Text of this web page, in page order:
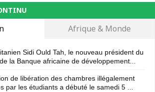
Afrique & Monde
Sidi Ould Tah, le nouveau président du
la Banque africaine de développement...
de libération des chambres illégalement
par les étudiants a débuté le samedi 5 ...